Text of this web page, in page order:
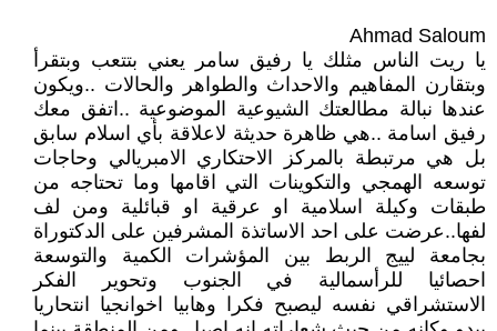
Ahmad Saloum
يا ريت الناس مثلك يا رفيق سامر يعني بتتعب وبتقرأ
وبتقارن المفاهيم والاحداث والطواهر والحالات ..ويكون
عندها نبالة مطالعتك الشيوعية الموضوعية ..اتفق معك
رفيق اسامة ..هي ظاهرة حديثة لاعلاقة بأي اسلام سابق
بل هي مرتبطة بالمركز الاحتكاري الامبريالي وحاجات
توسعه الهمجي والتكوينات التي اقامها وما تحتاجه من
طبقات وكيلة اسلامية او عرقية او قبائلية ومن لف
لفها..عرضت على احد الاساتذة المشرفين على الدكتوراة
بجامعة لييج الربط بين المؤشرات الكمية والتوسعة
احصائيا للرأسمالية في الجنوب وتحوير الفكر
الاستشراقي نفسه ليصبح فكرا وهابيا اخوانجيا انتحاريا